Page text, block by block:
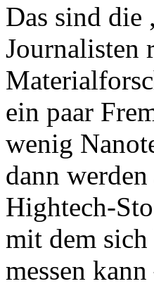
Das sind die
Journalisten
ein paar
wenig
dann
Hightech-
mit dem
messen